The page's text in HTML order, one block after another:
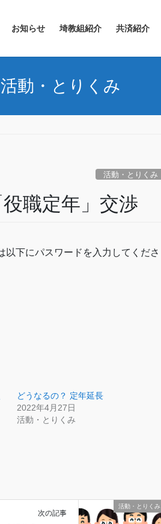
お知らせ 埼教組紹介 共済紹介
活動・とりくみ
活動・とりくみ
職定年」交渉
以下にパスワードを入力してくださ
どうなるの？ 定年延長
2022年4月27日
活動・とりくみ
活動・とりくみ
次の記事